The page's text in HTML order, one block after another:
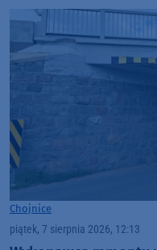
Chojnice
piątek, 7 sierpnia 2026, 12:13